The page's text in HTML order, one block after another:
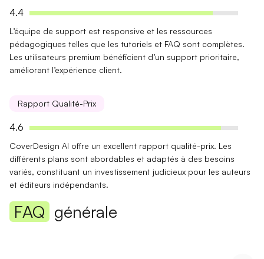
4.4
L’équipe de support est responsive et les ressources
pédagogiques telles que les tutoriels et FAQ sont complètes.
Les utilisateurs premium bénéficient d’un support prioritaire,
améliorant l’expérience client.
Rapport Qualité-Prix
4.6
CoverDesign AI offre un excellent rapport qualité-prix. Les
différents plans sont abordables et adaptés à des besoins
variés, constituant un investissement judicieux pour les auteurs
et éditeurs indépendants.
FAQ générale